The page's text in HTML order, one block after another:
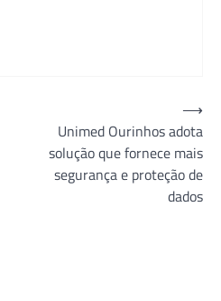
Unimed Ourinhos adota
solução que fornece mais
segurança e proteção de
dados
⟶